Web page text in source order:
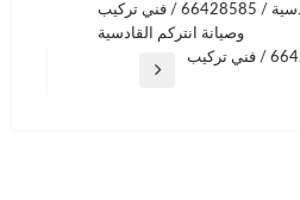
فني انتركم القادسية / 66428585 / فني تركيب
وصيانة انتركم القادسية
فني انتركم اليرموك / 66428585 / فني تركيب